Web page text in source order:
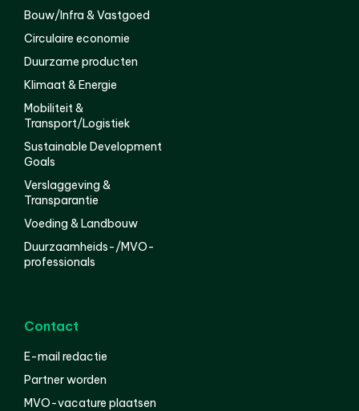
Bouw/Infra & Vastgoed
Circulaire economie
Duurzame producten
Klimaat & Energie
Mobiliteit &
Transport/Logistiek
Sustainable Development
Goals
Verslaggeving &
Transparantie
Voeding & Landbouw
Duurzaamheids-/MVO-
professionals
Contact
E-mail redactie
Partner worden
MVO-vacature plaatsen